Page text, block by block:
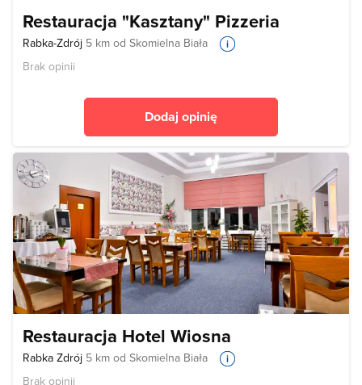
Restauracja "Kasztany" Pizzeria
Rabka-Zdrój 5 km od Skomielna Biała
Brak opinii
Dodaj opinię
Restauracja Hotel Wiosna
Rabka Zdrój 5 km od Skomielna Biała
Brak opinii